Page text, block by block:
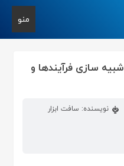
منو
دانلود extendsim Pro 10.1.1 شبیه سازی فرآیندها و
نویسنده: سافت ابزار